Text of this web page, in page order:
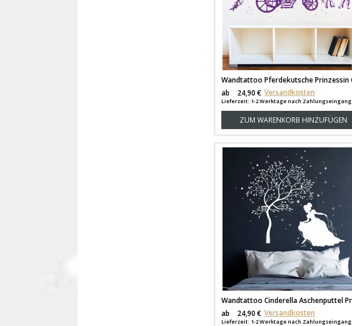
ab
24,90 € Versandkosten
Lieferzeit: 1-2 Werktage nach Zahlungseingang
ZUM WARENKORB HINZUFÜGEN
ab
24,90 € Versandkosten
Lieferzeit: 1-2 Werktage nach Zahlungseingang